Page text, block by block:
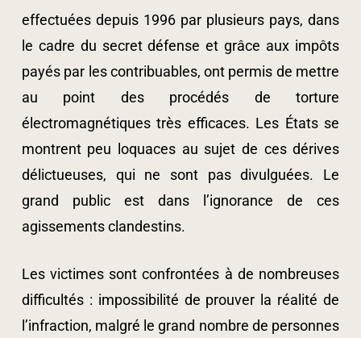
effectuées depuis 1996 par plusieurs pays, dans
le cadre du secret défense et grâce aux impôts
payés par les contribuables, ont permis de mettre
au point des procédés de torture
électromagnétiques très efficaces. Les États se
montrent peu loquaces au sujet de ces dérives
délictueuses, qui ne sont pas divulguées. Le
grand public est dans l’ignorance de ces
agissements clandestins.
Les victimes sont confrontées à de nombreuses
difficultés : impossibilité de prouver la réalité de
l’infraction, malgré le grand nombre de personnes